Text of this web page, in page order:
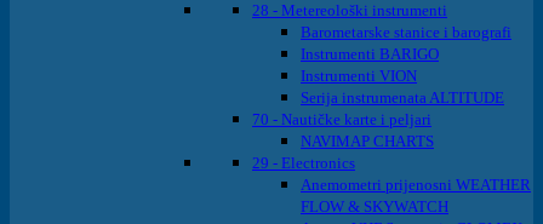
28 - Metereološki instrumenti
Barometarske stanice i barografi
Instrumenti BARIGO
Instrumenti VION
Serija instrumenata ALTITUDE
70 - Nautičke karte i peljari
NAVIMAP CHARTS
29 - Electronics
Anemometri prijenosni WEATHER
FLOW & SKYWATCH